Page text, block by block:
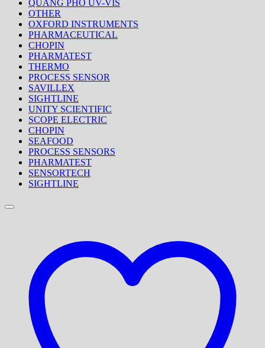
QUANG PHỔ UV-VIS
OTHER
OXFORD INSTRUMENTS
PHARMACEUTICAL
CHOPIN
PHARMATEST
THERMO
PROCESS SENSOR
SAVILLEX
SIGHTLINE
UNITY SCIENTIFIC
SCOPE ELECTRIC
CHOPIN
SEAFOOD
PROCESS SENSORS
PHARMATEST
SENSORTECH
SIGHTLINE